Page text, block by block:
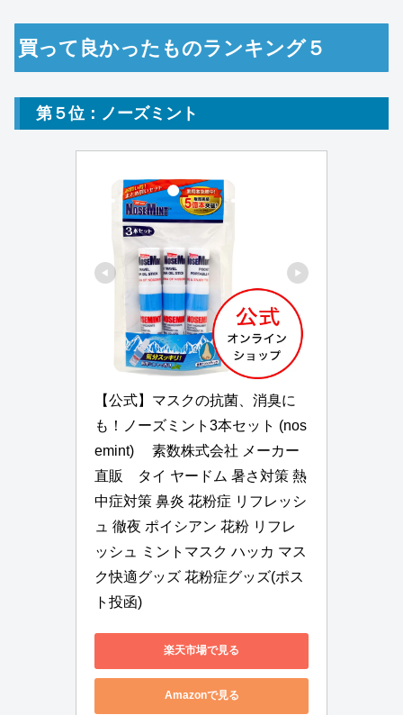
買って良かったものランキング５
第５位：ノーズミント
【公式】マスクの抗菌、消臭に
も！ノーズミント3本セット (nos
emint) 　素数株式会社 メーカー
直販　タイ ヤードム 暑さ対策 熱
中症対策 鼻炎 花粉症 リフレッシ
ュ 徹夜 ポイシアン 花粉 リフレ
ッシュ ミントマスク ハッカ マス
ク快適グッズ 花粉症グッズ(ポス
ト投函)
楽天市場で見る
Amazonで見る